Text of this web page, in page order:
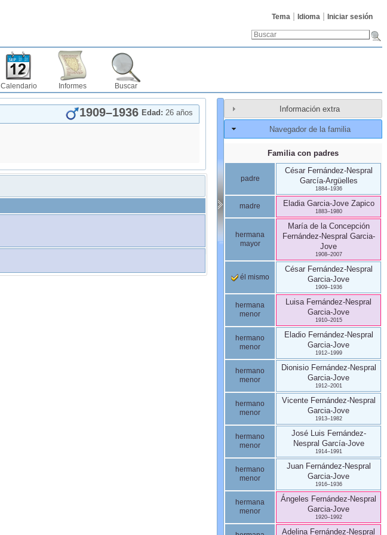
Tema Idioma Iniciar sesión
Calendario Informes Buscar
Edad: 26 años
1909–1936 Información extra
Navegador de la familia
Familia con padres
padre
César Fernández-Nespral
García-Argüelles
1884–1936
madre Eladia Garcia-Jove Zapico
1883–1980
hermana
mayor
María de la Concepción
Fernández-Nespral Garcia-
Jove
1908–2007
él mismo
César Fernández-Nespral
Garcia-Jove
1909–1936
hermana
menor
Luisa Fernández-Nespral
Garcia-Jove
1910–2015
hermano
menor
Eladio Fernández-Nespral
Garcia-Jove
1912–1999
hermano
menor
Dionisio Fernández-Nespral
Garcia-Jove
1912–2001
hermano
menor
Vicente Fernández-Nespral
Garcia-Jove
1913–1982
hermano
menor
José Luis Fernández-
Nespral García-Jove
1914–1991
hermano
menor
Juan Fernández-Nespral
Garcia-Jove
1916–1936
hermana
menor
Ángeles Fernández-Nespral
Garcia-Jove
1920–1992
Adelina Fernández-Nespral